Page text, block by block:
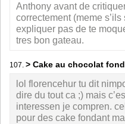
Anthony avant de
correctement (meme
expliquer pas de te
tres bon gateau.
107. > Cake au chocolat
lol florencehur tu dit
dire du tout ca ;) mais
interessen je compren.
pour des cake fondant